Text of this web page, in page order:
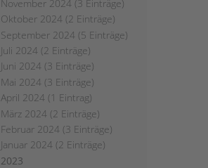
November 2024 (3 Einträge)
Oktober 2024 (2 Einträge)
September 2024 (5 Einträge)
Juli 2024 (2 Einträge)
Juni 2024 (3 Einträge)
Mai 2024 (3 Einträge)
April 2024 (1 Eintrag)
März 2024 (2 Einträge)
Februar 2024 (3 Einträge)
Januar 2024 (2 Einträge)
2023